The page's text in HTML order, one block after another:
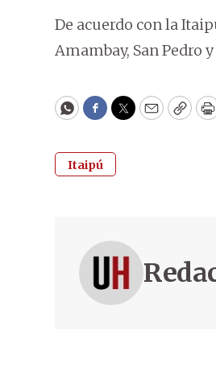
De acuerdo con la
Amambay, San Pedro
WhatsApp
Facebook
Twitter
EmailCopy
Itaipú